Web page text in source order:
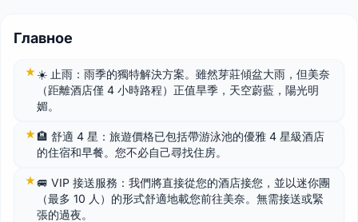
Главное
☀️ 止雨：雨季的獨特解決方案。雖然芽莊傾盆大雨，但美奈
（距離酒店僅 4 小時路程）正值旱季，天空蔚藍，陽光明
媚。
🏨 舒適 4 星：旅遊價格已包括帶游泳池的優雅 4 星級酒店
的住宿和早餐。您不必自己尋找住房。
🚐 VIP 接送服務：我們將直接從您的酒店接您，並以迷你團
（最多 10 人）的形式舒適地載您前往美奈。無需接送或緊
張的過夜。